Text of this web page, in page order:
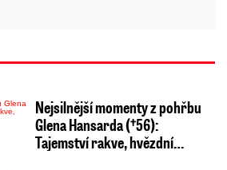
Nejsilnější momenty z pohřbu
Glena Hansarda (†56):
Tajemství rakve, hvězdní…